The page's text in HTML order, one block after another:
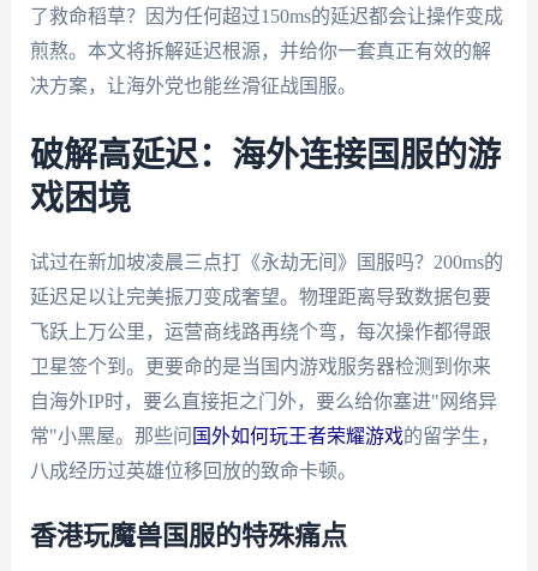
了救命稻草？因为任何超过150ms的延迟都会让操作变成
煎熬。本文将拆解延迟根源，并给你一套真正有效的解
决方案，让海外党也能丝滑征战国服。
破解高延迟：海外连接国服的游
戏困境
试过在新加坡凌晨三点打《永劫无间》国服吗？200ms的
延迟足以让完美振刀变成奢望。物理距离导致数据包要
飞跃上万公里，运营商线路再绕个弯，每次操作都得跟
卫星签个到。更要命的是当国内游戏服务器检测到你来
自海外IP时，要么直接拒之门外，要么给你塞进"网络异
常"小黑屋。那些问 国外如何玩王者荣耀游戏的留学生，
八成经历过英雄位移回放的致命卡顿。
香港玩魔兽国服的特殊痛点